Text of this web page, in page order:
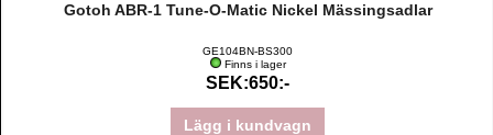
Gotoh ABR-1 Tune-O-Matic Nickel Mässingsadlar
GE104BN-BS300
Finns i lager
SEK:650:-
Lägg i kundvagn